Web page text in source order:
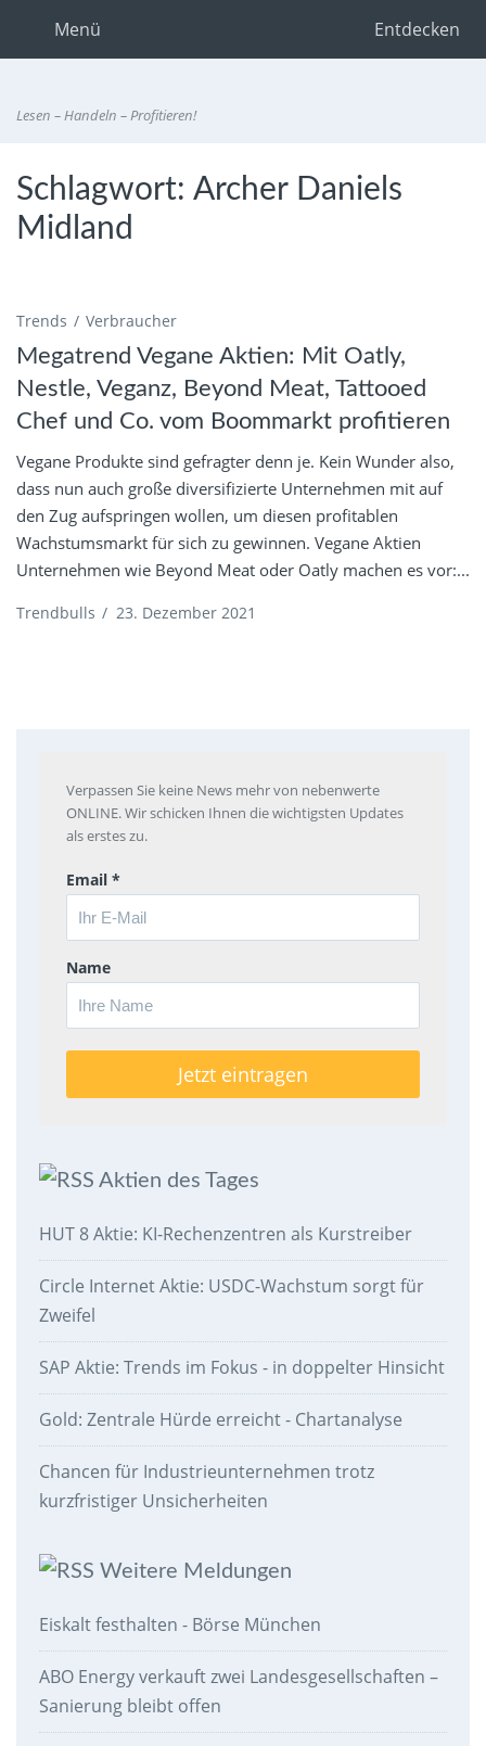
Entdecken
Menü
Lesen – Handeln – Profitieren!
Schlagwort: Archer Daniels
Midland
Trends Verbraucher
Megatrend Vegane Aktien: Mit Oatly,
Nestle, Veganz, Beyond Meat, Tattooed
Chef und Co. vom Boommarkt profitieren
Vegane Produkte sind gefragter denn je. Kein Wunder also,
dass nun auch große diversifizierte Unternehmen mit auf
den Zug aufspringen wollen, um diesen profitablen
Wachstumsmarkt für sich zu gewinnen. Vegane Aktien
Unternehmen wie Beyond Meat oder Oatly machen es vor:...
Trendbulls / 23. Dezember 2021
Verpassen Sie keine News mehr von nebenwerte
ONLINE. Wir schicken Ihnen die wichtigsten Updates
als erstes zu.
Email *
Name
Aktien des Tages
HUT 8 Aktie: KI-Rechenzentren als Kurstreiber
Circle Internet Aktie: USDC-Wachstum sorgt für
Zweifel
SAP Aktie: Trends im Fokus - in doppelter Hinsicht
Gold: Zentrale Hürde erreicht - Chartanalyse
Chancen für Industrieunternehmen trotz
kurzfristiger Unsicherheiten
Weitere Meldungen
Eiskalt festhalten - Börse München
ABO Energy verkauft zwei Landesgesellschaften –
Sanierung bleibt offen